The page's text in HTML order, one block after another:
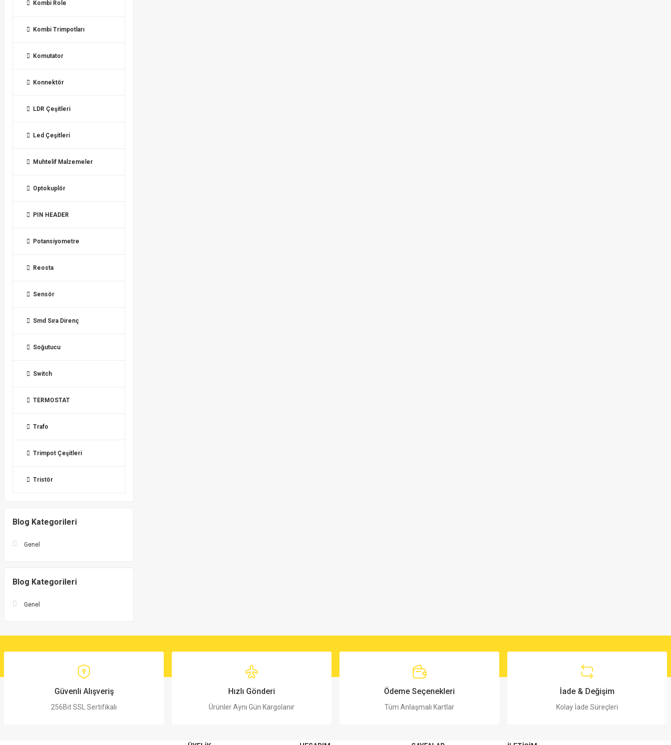
Kombi Role
Kombi Trimpotları
Komutator
Konnektör
LDR Çeşitleri
Led Çeşitleri
Muhtelif Malzemeler
Optokuplör
PIN HEADER
Potansiyometre
Reosta
Sensör
Smd Sıra Direnç
Soğutucu
Switch
TERMOSTAT
Trafo
Trimpot Çeşitleri
Tristör
Blog Kategorileri
Genel
Blog Kategorileri
Genel
Güvenli Alışveriş
256Bit SSL Sertifikalı
Hızlı Gönderi
Ürünler Aynı Gün Kargolanır
Ödeme Seçenekleri
Tüm Anlaşmalı Kartlar
İade & Değişim
Kolay İade Süreçleri